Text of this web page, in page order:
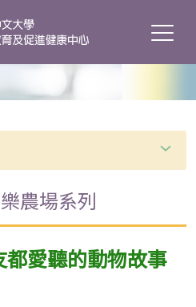
農場系列
愛聽的動物故事